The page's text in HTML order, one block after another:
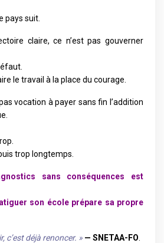
pays suit.
claire, ce n’est pas gouverner
le travail à la place du courage.
vocation à payer sans fin l’addition
trop longtemps.
sans conséquences est
son école prépare sa propre
c’est déjà renoncer. » — SNETAA-FO